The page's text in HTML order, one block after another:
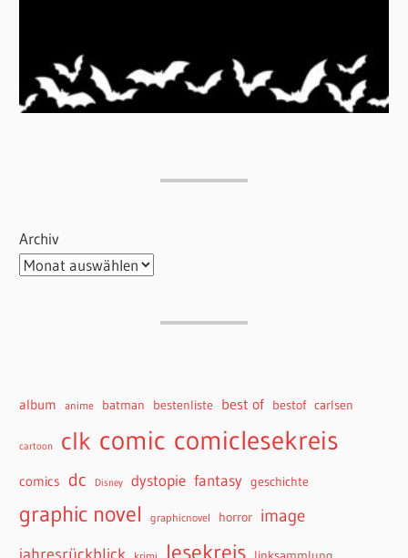
Archiv
album anime batman bestenliste best of bestof carlsen
cartoon clk comic comiclesekreis
comics dc Disney dystopie fantasy geschichte
graphic novel graphicnovel horror image
lesekreis